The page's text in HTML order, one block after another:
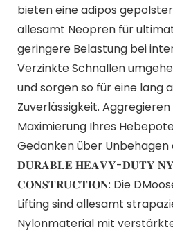
bieten eine adipös
allesamt Neopren für
geringere Belastung bei
Verzinkte Schnallen
und sorgen so für eine lang
Zuverlässigkeit. Aggregieren
Maximierung Ihres
Gedanken über
𝐃𝐔𝐑𝐀𝐁𝐋𝐄 𝐇𝐄𝐀𝐕𝐘-𝐃𝐔𝐓𝐘
𝐂𝐎𝐍𝐒𝐓𝐑𝐔𝐂𝐓𝐈𝐎𝐍: Die
Lifting sind allesamt
Nylonmaterial mit